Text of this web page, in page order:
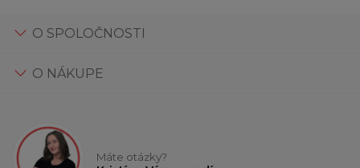
O SPOLOČNOSTI
O NÁKUPE
Máte otázky?